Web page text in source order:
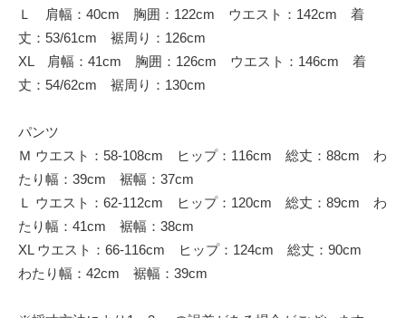
Ｌ 肩幅：40cm 胸囲：122cm ウエスト：142cm 着
丈：53/61cm 裾周り：126cm
XL 肩幅：41cm 胸囲：126cm ウエスト：146cm 着
丈：54/62cm 裾周り：130cm
パンツ
Ｍ ウエスト：58-108cm ヒップ：116cm 総丈：88cm わ
たり幅：39cm 裾幅：37cm
Ｌ ウエスト：62-112cm ヒップ：120cm 総丈：89cm わ
たり幅：41cm 裾幅：38cm
XL ウエスト：66-116cm ヒップ：124cm 総丈：90cm
わたり幅：42cm 裾幅：39cm